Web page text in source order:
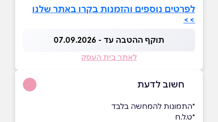
לפרטים נוספים והזמנות בקרו באתר שלנו
>>
תוקף ההטבה עד - 07.09.2026
לאתר בית העסק
חשוב לדעת
*התמונות להמחשה בלבד
*ט.ל.ח